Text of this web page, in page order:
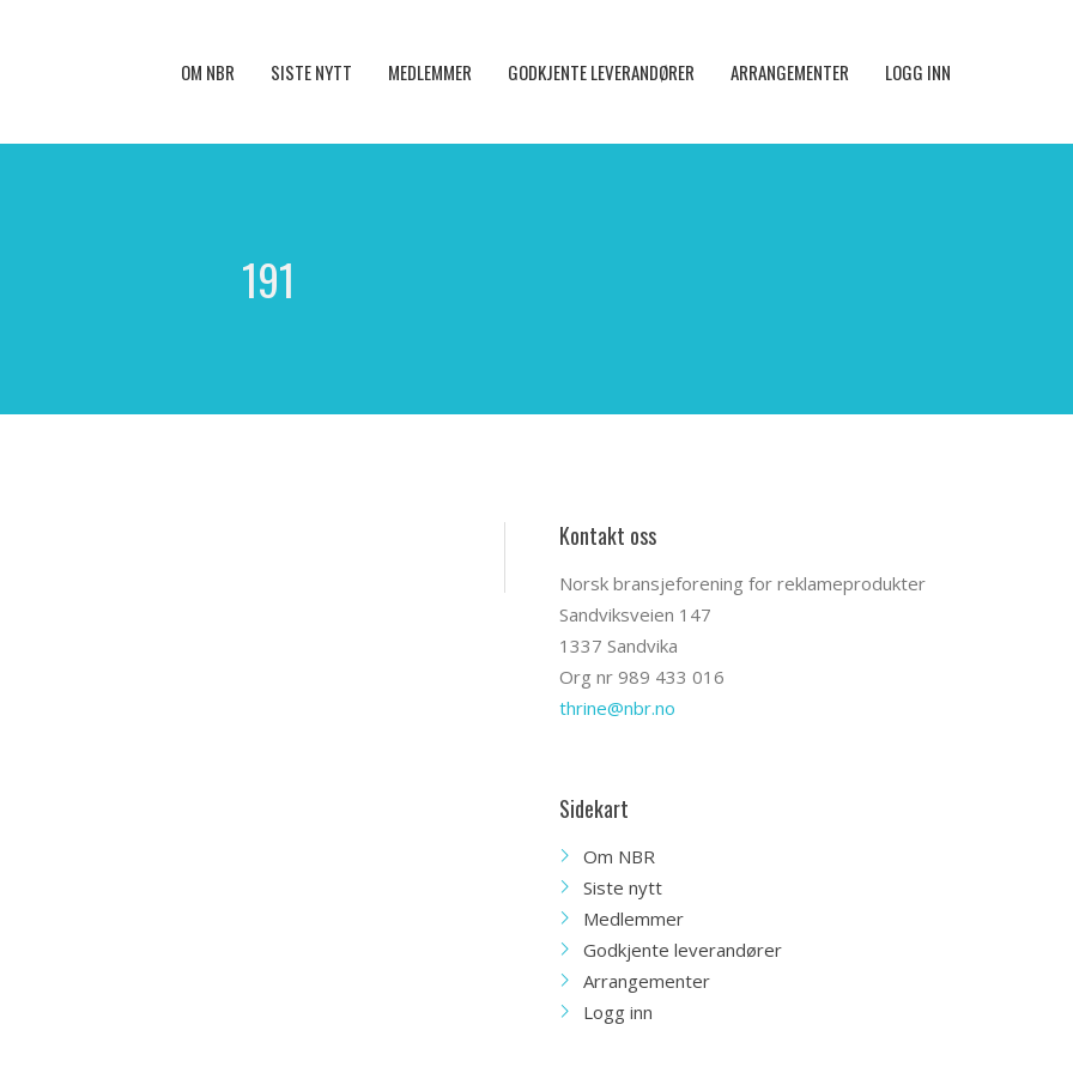
OM NBR SISTE NYTT MEDLEMMER GODKJENTE LEVERANDØRER ARRANGEMENTER LOGG INN
191
Kontakt oss
Norsk bransjeforening for reklameprodukter
Sandviksveien 147
1337 Sandvika
Org nr 989 433 016
thrine@nbr.no
Sidekart
Om NBR
Siste nytt
Medlemmer
Godkjente leverandører
Arrangementer
Logg inn